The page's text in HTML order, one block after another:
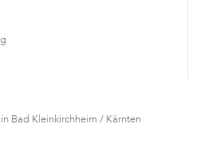
Bad Kleinkirchheim / Kärnten